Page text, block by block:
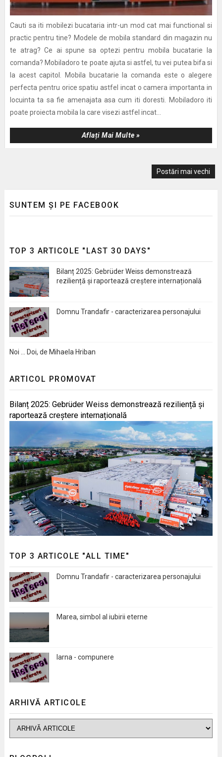
Cauti sa iti mobilezi bucataria intr-un mod cat mai functional si
practic pentru tine? Modele de mobila standard din magazin nu
te atrag? Ce ai spune sa optezi pentru mobila bucatarie la
comanda? Mobiladoro te poate ajuta si astfel, tu vei putea bifa si
la acest capitol. Mobila bucatarie la comanda este o alegere
perfecta pentru orice spatiu astfel incat o camera importanta in
locuinta ta sa fie amenajata asa cum iti doresti. Mobiladoro iti
poate proiecta mobila la care visezi astfel incat...
Aflați Mai Multe »
Postări mai vechi
SUNTEM ȘI PE FACEBOOK
TOP 3 ARTICOLE "LAST 30 DAYS"
Bilanț 2025: Gebrüder Weiss demonstrează
reziliență și raportează creștere internațională
Domnu Trandafir - caracterizarea personajului
Noi … Doi, de Mihaela Hriban
ARTICOL PROMOVAT
Bilanț 2025: Gebrüder Weiss demonstrează reziliență și
raportează creștere internațională
TOP 3 ARTICOLE "ALL TIME"
Domnu Trandafir - caracterizarea personajului
Marea, simbol al iubirii eterne
Iarna - compunere
ARHIVĂ ARTICOLE